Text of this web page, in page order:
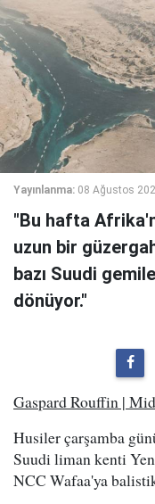
Yayınlanma: 08 Ağustos
"Bu hafta
uzun bir
bazı Suudi
dönüyor."
Gaspard Rouffin |
Husiler çarşamba
Suudi liman kenti
NCC Wafaa'ya